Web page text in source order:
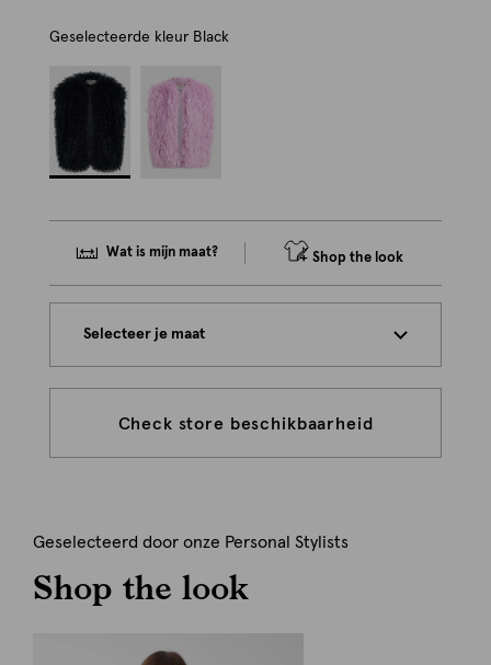
Geselecteerde kleur Black
Wat is mijn maat? Shop the look
Selecteer je maat
Check store beschikbaarheid
Geselecteerd door onze Personal Stylists
Shop the look